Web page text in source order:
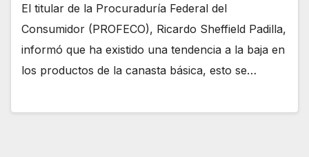
El titular de la Procuraduría Federal del
Consumidor (PROFECO), Ricardo Sheffield Padilla,
informó que ha existido una tendencia a la baja en
los productos de la canasta básica, esto se…